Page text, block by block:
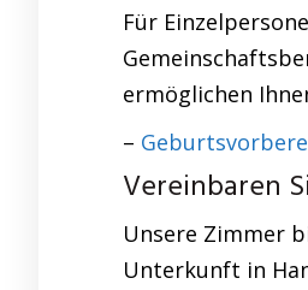
Für
ermöglichen
–
Vereinbaren
Unsere Zimmer
Unterkunft in